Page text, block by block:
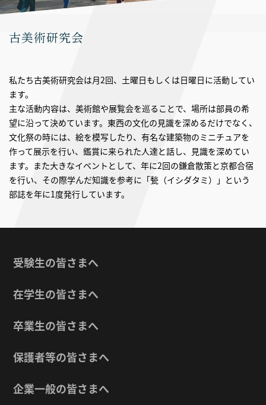
古美術研究会
私たち古美術研究会は月2回、土曜日もしくは日曜日に活動してい
ます。
主な活動内容は、美術館や展覧会を巡ることで、場所は部員の希
望に沿って決めています。東西の文化の見識を深めるだけでなく、
文化祭の時には、絵を模写したり、有名な建築物のミニチュアを
作って展示を行い、鑑賞に来られた人達と話し、見識を深めてい
ます。また大きなイベントとして、年に2回の鎌倉散策と京都合宿
を行い、その際学んだ知識を参考に「甃（イシダタミ）」という
部誌を年に1度発行しています。
受験生の皆さまへ
在学生の皆さまへ
卒業生の皆さまへ
保護者等の皆さまへ
企業一般の皆さまへ